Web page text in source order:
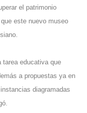
el patrimonio
este nuevo museo
tarea educativa que
a propuestas ya en
diagramadas